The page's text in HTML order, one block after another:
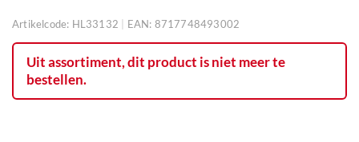
Artikelcode: HL33132 | EAN: 8717748493002
Uit assortiment, dit product is niet meer te
bestellen.